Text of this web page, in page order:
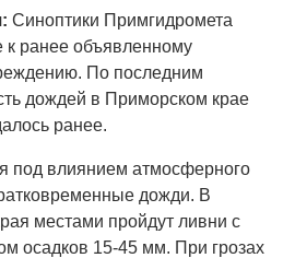
Синоптики Примгидромета
к ранее объявленному
По последним
дождей в Приморском крае
ранее.
под влиянием атмосферного
дожди. В
местами пройдут ливни с
осадков 15-45 мм. При грозах